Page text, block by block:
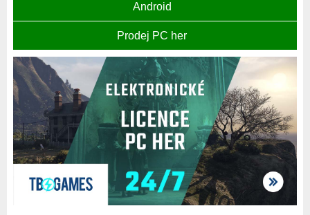
Android
Prodej PC her